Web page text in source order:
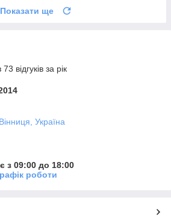
Показати ще
відгуків за рік
Україна
з 09:00 до 18:00
роботи